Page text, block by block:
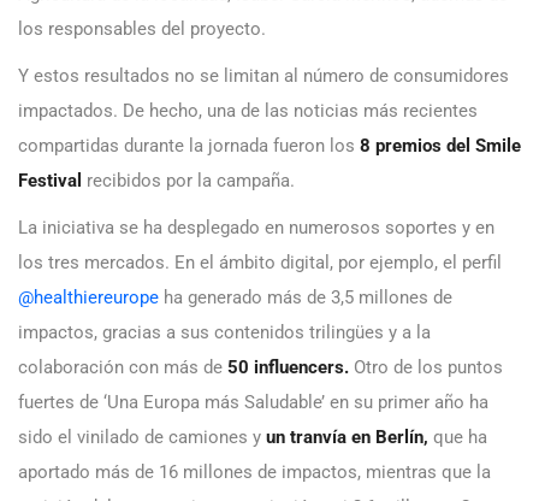
los responsables del proyecto.
Y estos resultados no se limitan al número de consumidores
impactados. De hecho, una de las noticias más recientes
compartidas durante la jornada fueron los 8 premios del Smile
Festival recibidos por la campaña.
La iniciativa se ha desplegado en numerosos soportes y en
los tres mercados. En el ámbito digital, por ejemplo, el perfil
@healthiereurope ha generado más de 3,5 millones de
impactos, gracias a sus contenidos trilingües y a la
colaboración con más de 50 influencers. Otro de los puntos
fuertes de ‘Una Europa más Saludable’ en su primer año ha
sido el vinilado de camiones y un tranvía en Berlín, que ha
aportado más de 16 millones de impactos, mientras que la